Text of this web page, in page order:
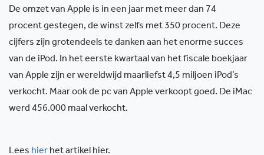
De omzet van Apple is in een jaar met meer dan 74
procent gestegen, de winst zelfs met 350 procent. Deze
cijfers zijn grotendeels te danken aan het enorme succes
van de iPod. In het eerste kwartaal van het fiscale boekjaar
van Apple zijn er wereldwijd maarliefst 4,5 miljoen iPod’s
verkocht. Maar ook de pc van Apple verkoopt goed. De iMac
werd 456.000 maal verkocht.
Lees hier het artikel hier.